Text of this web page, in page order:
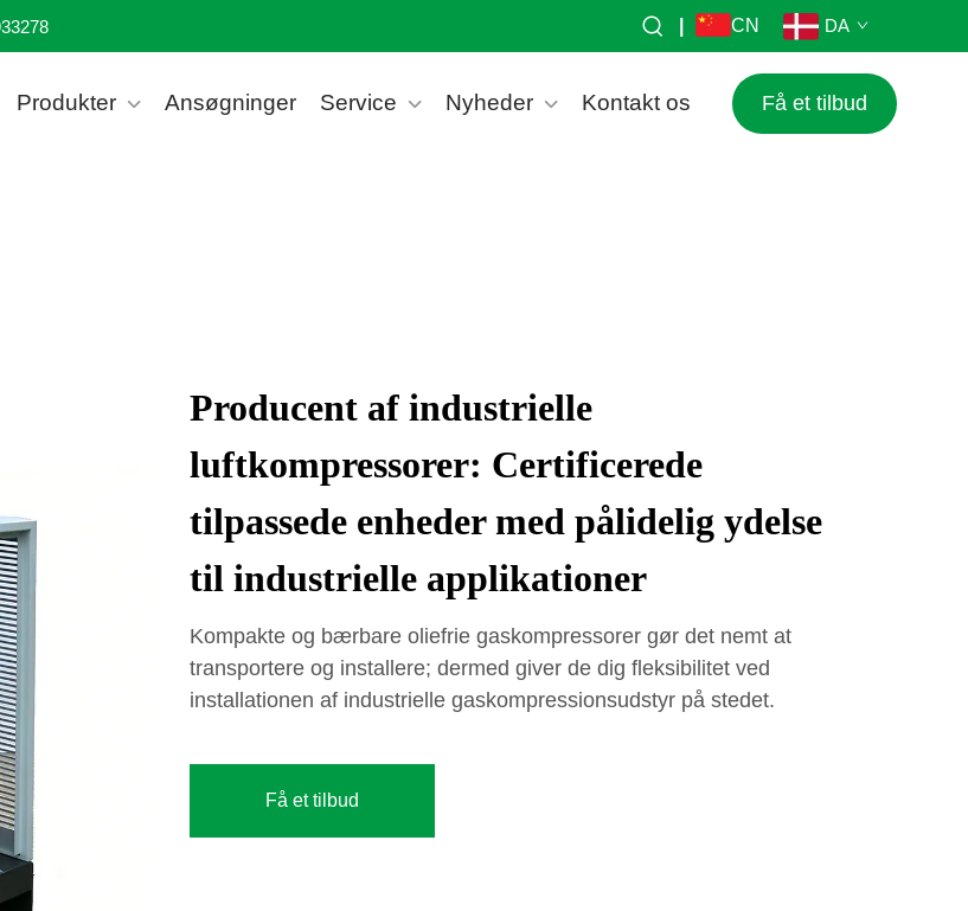
CN DA
Produkter Ansøgninger Service Nyheder Kontakt os Få et tilbud
Producent af industrielle
luftkompressorer: Certificerede
tilpassede enheder med pålidelig ydelse
til industrielle applikationer
Kompakte og bærbare oliefrie gaskompressorer gør det nemt at
transportere og installere; dermed giver de dig fleksibilitet ved
installationen af industrielle gaskompressionsudstyr på stedet.
Få et tilbud